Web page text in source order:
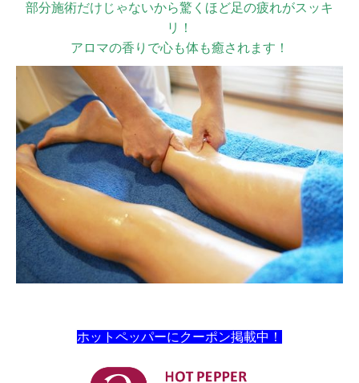
部分施術だけじゃないから驚くほど足の疲れがスッキ
リ！
アロマの香りで心も体も癒されます！
ホットペッパーにクーポン掲載中！